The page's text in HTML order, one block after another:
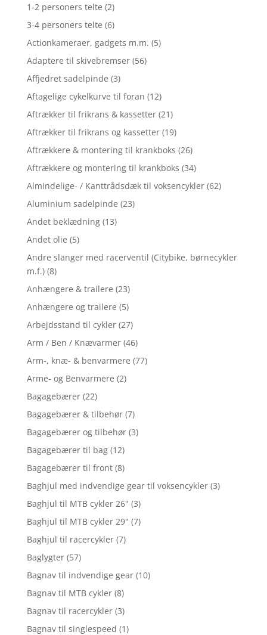
1-2 personers telte (2)
3-4 personers telte (6)
Actionkameraer, gadgets m.m. (5)
Adaptere til skivebremser (56)
Affjedret sadelpinde (3)
Aftagelige cykelkurve til foran (12)
Aftrækker til frikrans & kassetter (21)
Aftrækker til frikrans og kassetter (19)
Aftrækkere & montering til krankboks (26)
Aftrækkere og montering til krankboks (34)
Almindelige- / Kanttrådsdæk til voksencykler (62)
Aluminium sadelpinde (23)
Andet beklædning (13)
Andet olie (5)
Andre slanger med racerventil (Citybike, børnecykler
m.f.) (8)
Anhængere & trailere (23)
Anhængere og trailere (5)
Arbejdsstand til cykler (27)
Arm / Ben / Knævarmer (46)
Arm-, knæ- & benvarmere (77)
Arme- og Benvarmere (2)
Bagagebærer (22)
Bagagebærer & tilbehør (7)
Bagagebærer og tilbehør (3)
Bagagebærer til bag (12)
Bagagebærer til front (8)
Baghjul med indvendige gear til voksencykler (3)
Baghjul til MTB cykler 26" (3)
Baghjul til MTB cykler 29" (7)
Baghjul til racercykler (7)
Baglygter (57)
Bagnav til indvendige gear (10)
Bagnav til MTB cykler (8)
Bagnav til racercykler (3)
Bagnav til singlespeed (1)